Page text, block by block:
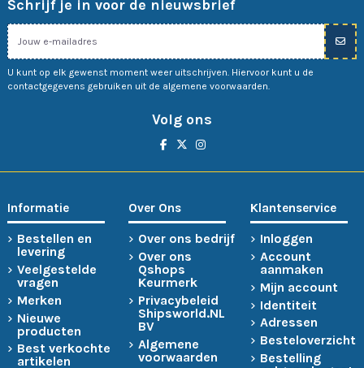
Schrijf je in voor de nieuwsbrief
U kunt op elk gewenst moment weer uitschrijven. Hiervoor kunt u de
contactgegevens gebruiken uit de algemene voorwaarden.
Volg ons
Informatie
Bestellen en
levering
Veelgestelde
vragen
Merken
Nieuwe
producten
Best verkochte
artikelen
Over Ons
Over ons bedrijf
Over ons
Qshops
Keurmerk
Privacybeleid
Shipsworld.NL
BV
Algemene
voorwaarden
Klantenservice
Inloggen
Account
aanmaken
Mijn account
Identiteit
Adressen
Besteloverzicht
Bestelling